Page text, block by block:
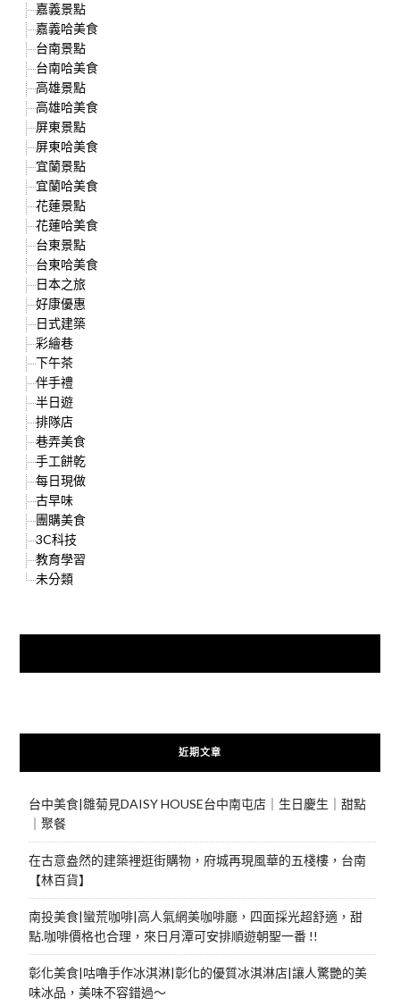
嘉義景點
嘉義哈美食
台南景點
台南哈美食
高雄景點
高雄哈美食
屏東景點
屏東哈美食
宜蘭景點
宜蘭哈美食
花蓮景點
花蓮哈美食
台東景點
台東哈美食
日本之旅
好康優惠
日式建築
彩繪巷
下午茶
伴手禮
半日遊
排隊店
巷弄美食
手工餅乾
每日現做
古早味
團購美食
3C科技
教育學習
未分類
近期文章
台中美食|雛菊見DAISY HOUSE台中南屯店｜生日慶生｜甜點
｜聚餐
在古意盎然的建築裡逛街購物，府城再現風華的五棧樓，台南
【林百貨】
南投美食|蠻荒咖啡|高人氣網美咖啡廳，四面採光超舒適，甜
點.咖啡價格也合理，來日月潭可安排順遊朝聖一番 !!
彰化美食|咕嚕手作冰淇淋|彰化的優質冰淇淋店|讓人驚艷的美
味冰品，美味不容錯過～